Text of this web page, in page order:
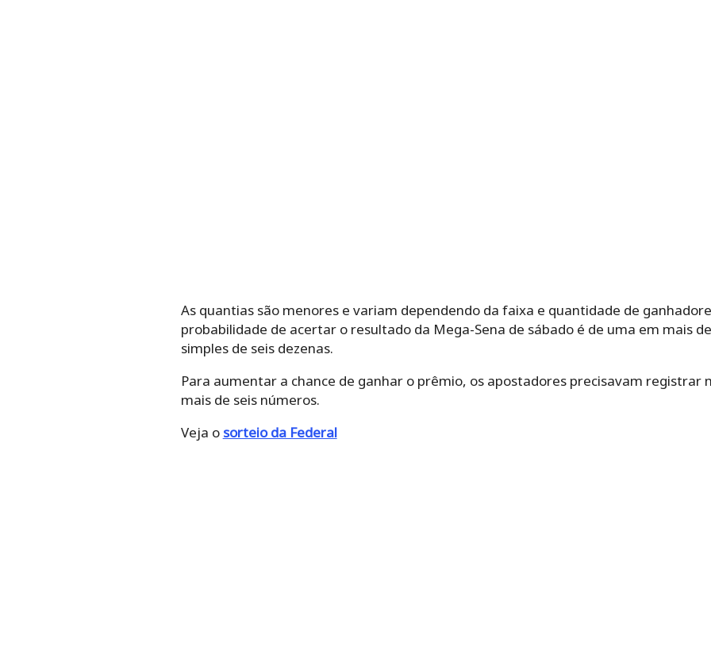
As quantias são menores e variam dependendo da faixa e quantidade de
probabilidade de acertar o resultado da Mega-Sena de sábado é de uma em mais
simples de seis dezenas.
Para aumentar a chance de ganhar o prêmio, os apostadores precisavam registrar
mais de seis números.
Veja o sorteio da Federal